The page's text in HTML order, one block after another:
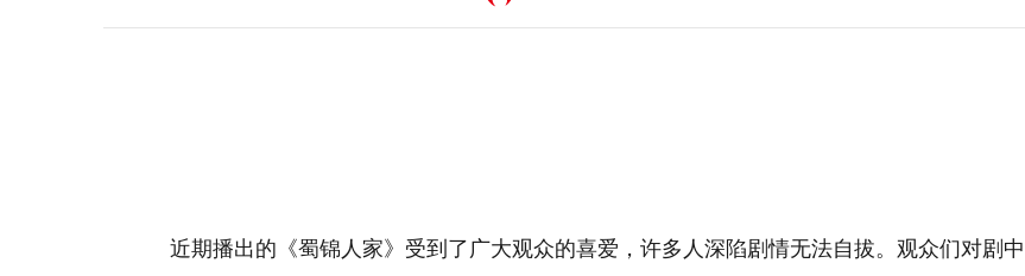
望11:08
田馥甄否认S.H.E将开演唱会 称不是故意让粉丝失
近期播出的《蜀锦人家》受到了广大观众的喜爱，许多人深陷剧情无法自拔。观众们对剧中